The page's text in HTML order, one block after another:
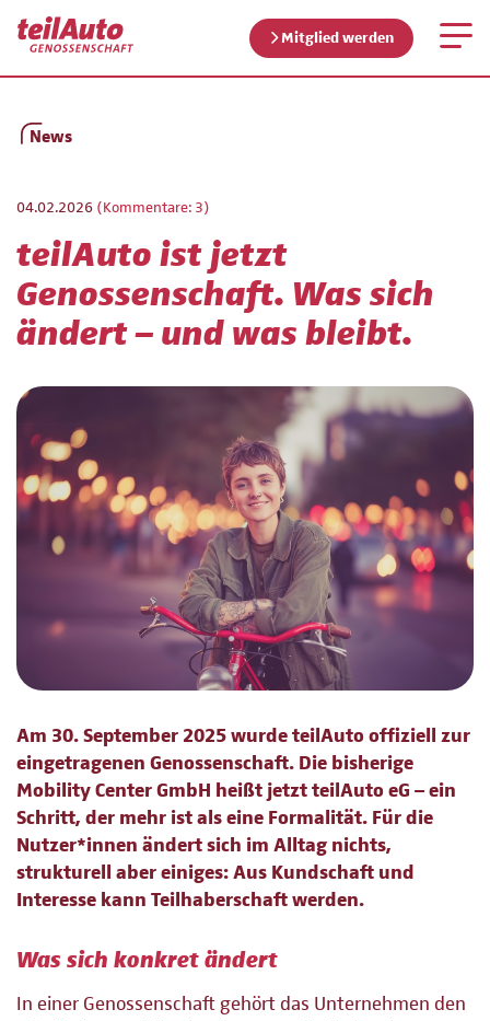
Mitglied werden
News
04.02.2026 (Kommentare: 3)
teilAuto ist jetzt
Genossenschaft. Was sich
ändert – und was bleibt.
Am 30. September 2025 wurde teilAuto offiziell zur
eingetragenen Genossenschaft. Die bisherige
Mobility Center GmbH heißt jetzt teilAuto eG – ein
Schritt, der mehr ist als eine Formalität. Für die
Nutzer*innen ändert sich im Alltag nichts,
strukturell aber einiges: Aus Kundschaft und
Interesse kann Teilhaberschaft werden.
Was sich konkret ändert
In einer Genossenschaft gehört das Unternehmen den